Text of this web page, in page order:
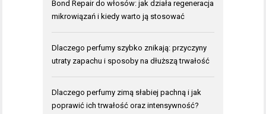
Bond Repair do włosów: jak działa regeneracja
mikrowiązań i kiedy warto ją stosować
Dlaczego perfumy szybko znikają: przyczyny
utraty zapachu i sposoby na dłuższą trwałość
Dlaczego perfumy zimą słabiej pachną i jak
poprawić ich trwałość oraz intensywność?